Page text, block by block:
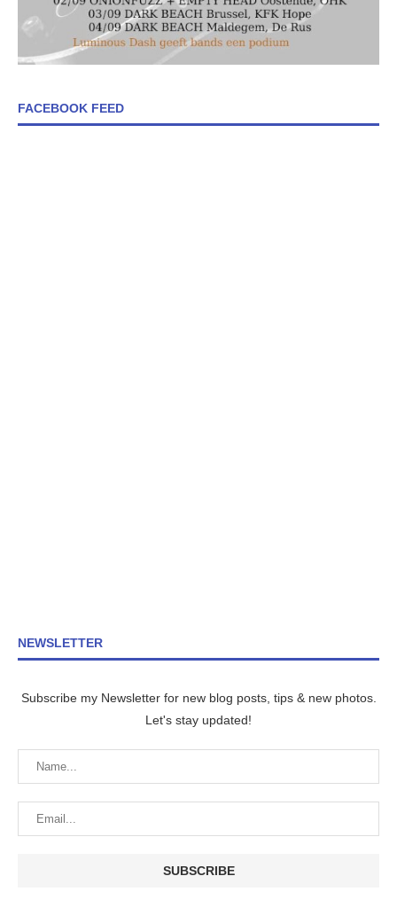
FACEBOOK FEED
NEWSLETTER
Subscribe my Newsletter for new blog posts, tips & new photos.
Let's stay updated!